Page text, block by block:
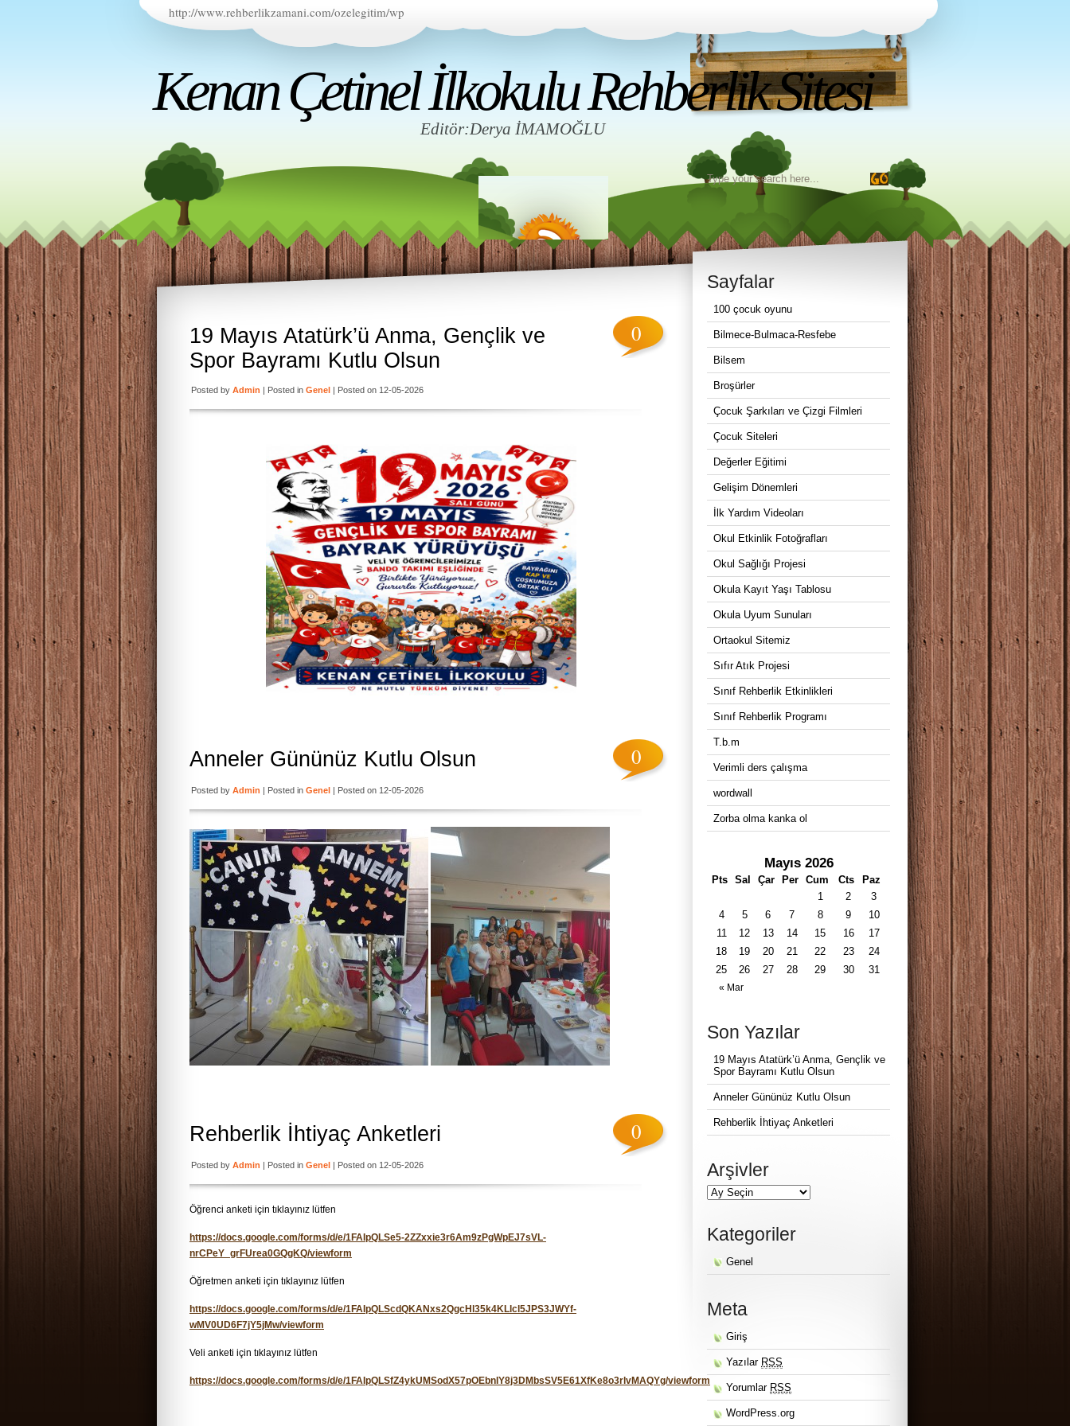
http://www.rehberlikzamani.com/ozelegitim/wp
Kenan Çetinel İlkokulu Rehberlik Sitesi
Editör:Derya İMAMOĞLU
19 Mayıs Atatürk’ü Anma, Gençlik ve
Spor Bayramı Kutlu Olsun
0
Posted by Admin | Posted in Genel | Posted on 12-05-2026
Anneler Gününüz Kutlu Olsun 0
Posted by Admin | Posted in Genel | Posted on 12-05-2026
Rehberlik İhtiyaç Anketleri 0
Posted by Admin | Posted in Genel | Posted on 12-05-2026
Öğrenci anketi için tıklayınız lütfen
https://docs.google.com/forms/d/e/1FAIpQLSe5-2ZZxxie3r6Am9zPgWpEJ7sVL-
nrCPeY_grFUrea0GQgKQ/viewform
Öğretmen anketi için tıklayınız lütfen
https://docs.google.com/forms/d/e/1FAIpQLScdQKANxs2QgcHl35k4KLlcl5JPS3JWYf-
wMV0UD6F7jY5jMw/viewform
Veli anketi için tıklayınız lütfen
https://docs.google.com/forms/d/e/1FAIpQLSfZ4ykUMSodX57pOEbnIY8j3DMbsSV5E61XfKe8o3rlvMAQYg/viewform
Sayfalar
100 çocuk oyunu
Bilmece-Bulmaca-Resfebe
Bilsem
Broşürler
Çocuk Şarkıları ve Çizgi Filmleri
Çocuk Siteleri
Değerler Eğitimi
Gelişim Dönemleri
İlk Yardım Videoları
Okul Etkinlik Fotoğrafları
Okul Sağlığı Projesi
Okula Kayıt Yaşı Tablosu
Okula Uyum Sunuları
Ortaokul Sitemiz
Sıfır Atık Projesi
Sınıf Rehberlik Etkinlikleri
Sınıf Rehberlik Programı
T.b.m
Verimli ders çalışma
wordwall
Zorba olma kanka ol
Mayıs 2026
Pts Sal Çar Per Cum Cts Paz
« Mar
1 2
3
4
5 6 7 8 9
10
11
12 13 14 15 16
17
18
19 20 21 22 23
24
25
26 27 28 29 30 31
Son Yazılar
19 Mayıs Atatürk’ü Anma, Gençlik ve
Spor Bayramı Kutlu Olsun
Anneler Gününüz Kutlu Olsun
Rehberlik İhtiyaç Anketleri
Arşivler
Kategoriler
Genel
Meta
Giriş
Yazılar RSS
Yorumlar RSS
WordPress.org